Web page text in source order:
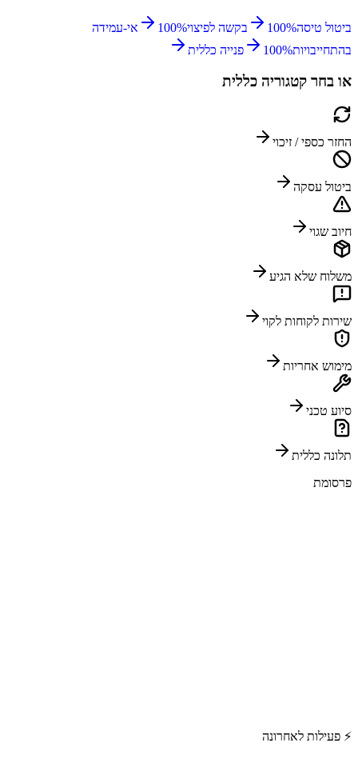
ביטול טיסה 100% בקשה לפיצוי 100%
אי-עמידה
בהתחייבויות
100% פנייה כללית
או בחר קטגוריה כללית
החזר כספי / זיכוי
ביטול עסקה
חיוב שגוי
משלוח שלא הגיע
שירות לקוחות לקוי
מימוש אחריות
סיוע טכני
תלונה כללית
פרסומת
⚡ פעילות לאחרונה